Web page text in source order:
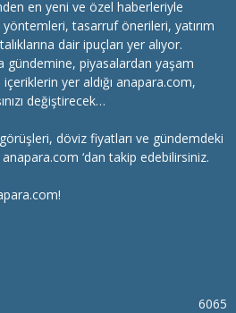
en yeni ve özel haberleriyle
yöntemleri, tasarruf önerileri, yatırım
dair ipuçları yer alıyor.
gündemine, piyasalardan yaşam
yer aldığı anapara.com,
değiştirecek…
döviz fiyatları ve gündemdeki
‘dan takip edebilirsiniz.
6065